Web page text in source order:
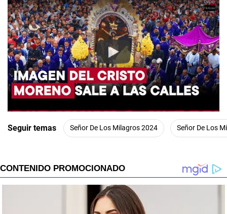
Play
Seguir temas Señor De Los Milagros 2024 Señor De Los